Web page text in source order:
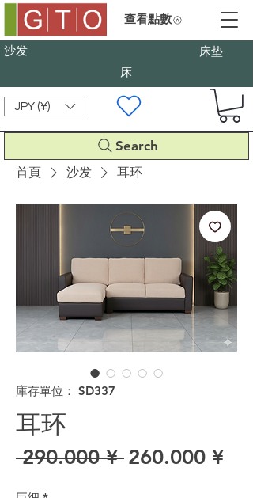
沙发
床垫
床
JPY (¥)
Search
查看點數
首頁 沙发 耳环
庫存單位： SD337
耳环
290.000 ¥ 一般價格
260.000 ¥促